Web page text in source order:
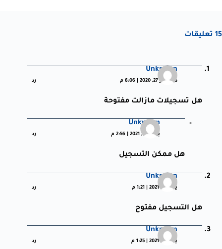
15 تعليقات
Unknown
ديسمبر 27, 2020 | 6:06 م رد
هل تسجيلات مازالت مفتوحة
Unknown
يوليو 12, 2021 | 2:56 م رد
هل ممكن التسجيل
Unknown
يناير 12, 2021 | 1:21 م رد
هل التسجيل مفتوح
Unknown
يناير 12, 2021 | 1:25 م رد